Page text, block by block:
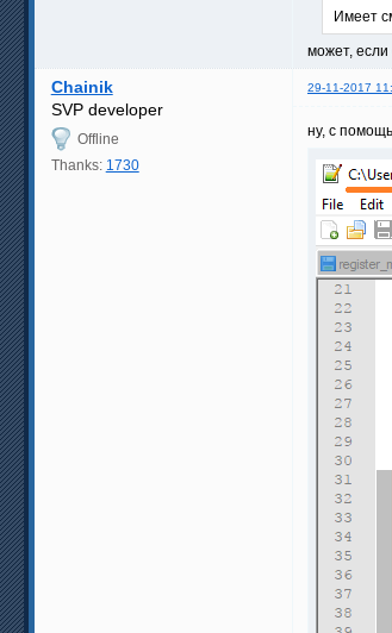
Имеет
может, если
Chainik 29-11-2017
SVP developer
Offline
Thanks: 1730
ну, с